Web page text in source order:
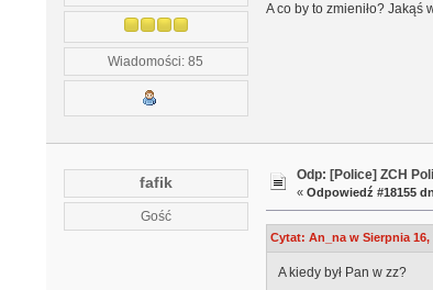
Wiadomości: 85
A co by to zmieniło?
fafik
Gość
Odp: [Police] ZCH
«Odpowiedź #18155
Cytat: An_na w Sierpnia 16,
A kiedy był Pan w zz?